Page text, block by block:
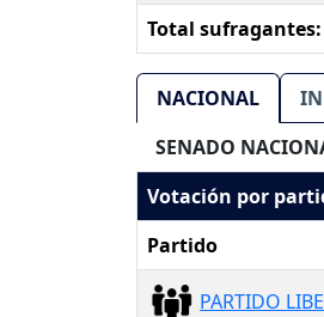
Total sufragantes:
NACIONAL
SENADO
Votación por
Partido
PARTIDO